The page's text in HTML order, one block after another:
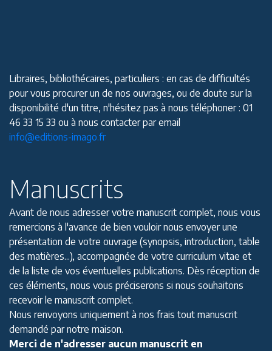
Libraires, bibliothécaires, particuliers : en cas de difficultés
pour vous procurer un de nos ouvrages, ou de doute sur la
disponibilité d'un titre, n'hésitez pas à nous téléphoner : 01
46 33 15 33 ou à nous contacter par email
info@editions-imago.fr
Manuscrits
Avant de nous adresser votre manuscrit complet, nous vous
remercions à l'avance de bien vouloir nous envoyer une
présentation de votre ouvrage (synopsis, introduction, table
des matières...), accompagnée de votre curriculum vitae et
de la liste de vos éventuelles publications. Dès réception de
ces éléments, nous vous préciserons si nous souhaitons
recevoir le manuscrit complet.
Nous renvoyons uniquement à nos frais tout manuscrit
demandé par notre maison.
Merci de n'adresser aucun manuscrit en